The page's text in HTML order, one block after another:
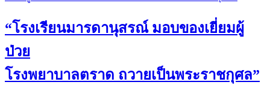
“โรงเรียนมารดานุสรณ์ มอบของเยี่ยมผู้
ป่วย
โรงพยาบาลตราด ถวายเป็นพระราชกุศล”